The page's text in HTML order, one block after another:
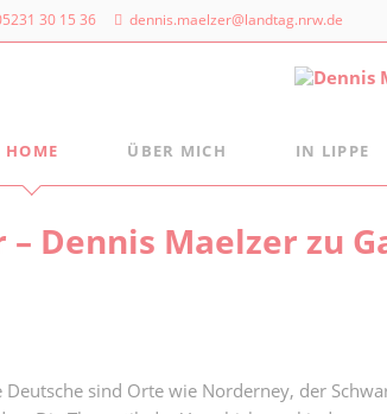
30 15 36 dennis.maelzer@landtag.nrw.de
HOME ÜBER MICH
Meine politischen Schwerpunkte
IN LIPPE
Mein Landtagsbüro
Dr. Dennis Maelzer
Dennis Maelzer zu
sind Orte wie Norderney, der